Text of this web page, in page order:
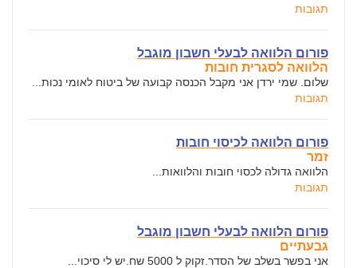
תגובות
פורום הלוואה לבעלי חשבון מוגבל
הלוואה לסגרית חובות
שלום. שמי ירדן אני מקבל הכנסה קבועה של ביטוח לאומי נכות...
תגובות
פורום הלוואה לכיסוי חובות
זמר
הלוואה גדולה לכסוי חובות והלוואות...
תגובות
פורום הלוואה לבעלי חשבון מוגבל
גבעתיים
אני בפשר בשלב של הסדר.זקוק ל 5000 שח.יש לי סיכוי...